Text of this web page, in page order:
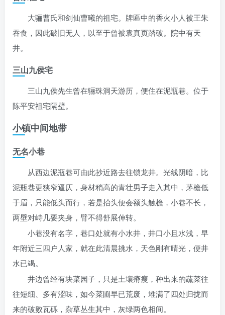
大骊曹氏和剑仙曹曦的祖宅。牌匾中的香火小人被王朱
吞食，因此破旧无人，以至于曾被袁真页踏破。院中有天
井。
三山九侯宅
三山九侯先生曾在骊珠洞天游历，便住在泥瓶巷。位于
陈平安祖宅隔壁。
小镇中间地带
无名小巷
从西边泥瓶巷可由此抄近路去往锁龙井。光线阴暗，比
泥瓶巷更狭窄逼仄，身材稍高的青壮男子走入其中，茅檐低
于眉，只能低头而行，若是抬头便会额头触檐，小巷不长，
两壁对峙几要夹身，臂不得舒展伸转。
小巷没有名字，巷口处就有小水井，井口小且水浅，早
年附近三四户人家，就在此清晨挑水，天色刚有晴光，便井
水已竭。
井边曾经有块菜园子，只是土壤瘠瘦，种出来的蔬菜往
往短细、多有涩味，如今菜圃早已荒废，堆满了四处归拢而
来的破败瓦砾，杂草丛生其中，灰绿两色相间。